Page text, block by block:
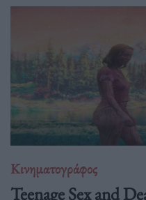
Κινηματογράφος
Teenage Sex and